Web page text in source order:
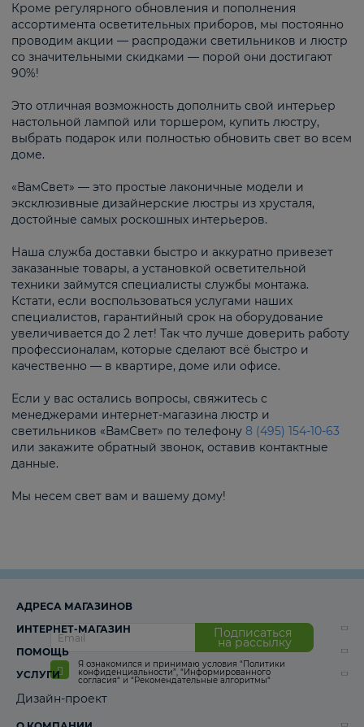
Кроме регулярного обновления и пополнения
ассортимента осветительных приборов, мы постоянно
проводим акции — распродажи светильников и люстр
со значительными скидками — порой они достигают
90%!
Это отличная возможность дополнить свой интерьер
настольной лампой или торшером, купить люстру,
выбрать подарок или полностью обновить свет во всем
доме.
«ВамСвет» — это простые лаконичные модели и
эксклюзивные дизайнерские люстры из хрусталя,
достойные самых роскошных интерьеров.
Наша служба доставки быстро и аккуратно привезет
заказанные товары, а установкой осветительной
техники займутся специалисты службы монтажа.
Кстати, если воспользоваться услугами наших
специалистов, гарантийный срок на оборудование
увеличивается до 2 лет! Так что лучше доверить работу
профессионалам, которые сделают всё быстро и
качественно — в квартире, доме или офисе.
Если у вас остались вопросы, свяжитесь с
менеджерами интернет-магазина люстр и
светильников «ВамСвет» по телефону 8 (495) 154-10-63
или закажите обратный звонок, оставив контактные
данные.
Мы несем свет вам и вашему дому!
Подписаться
на рассылку
Я ознакомился и принимаю условия “Политики
конфиденциальности”, “Информированного
согласия“ и “Рекомендательные алгоритмы“
АДРЕСА МАГАЗИНОВ
ИНТЕРНЕТ-МАГАЗИН
ПОМОЩЬ
УСЛУГИ
Дизайн-проект